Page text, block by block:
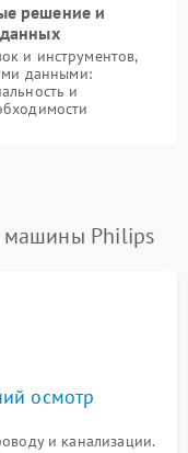
решение и
и инструментов,
данными:
и
машины Philips
осмотр
и канализации.